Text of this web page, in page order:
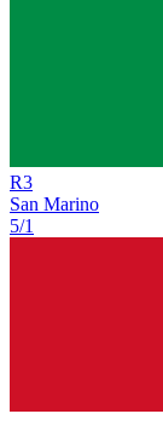
R3
San Marino
5/1